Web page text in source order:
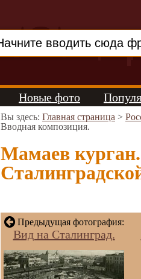
Новые фото
Вы здесь: Главная страница >
Вводная композиция.
Мамаев
Предыдущая фотография:
Вид на Сталинград.